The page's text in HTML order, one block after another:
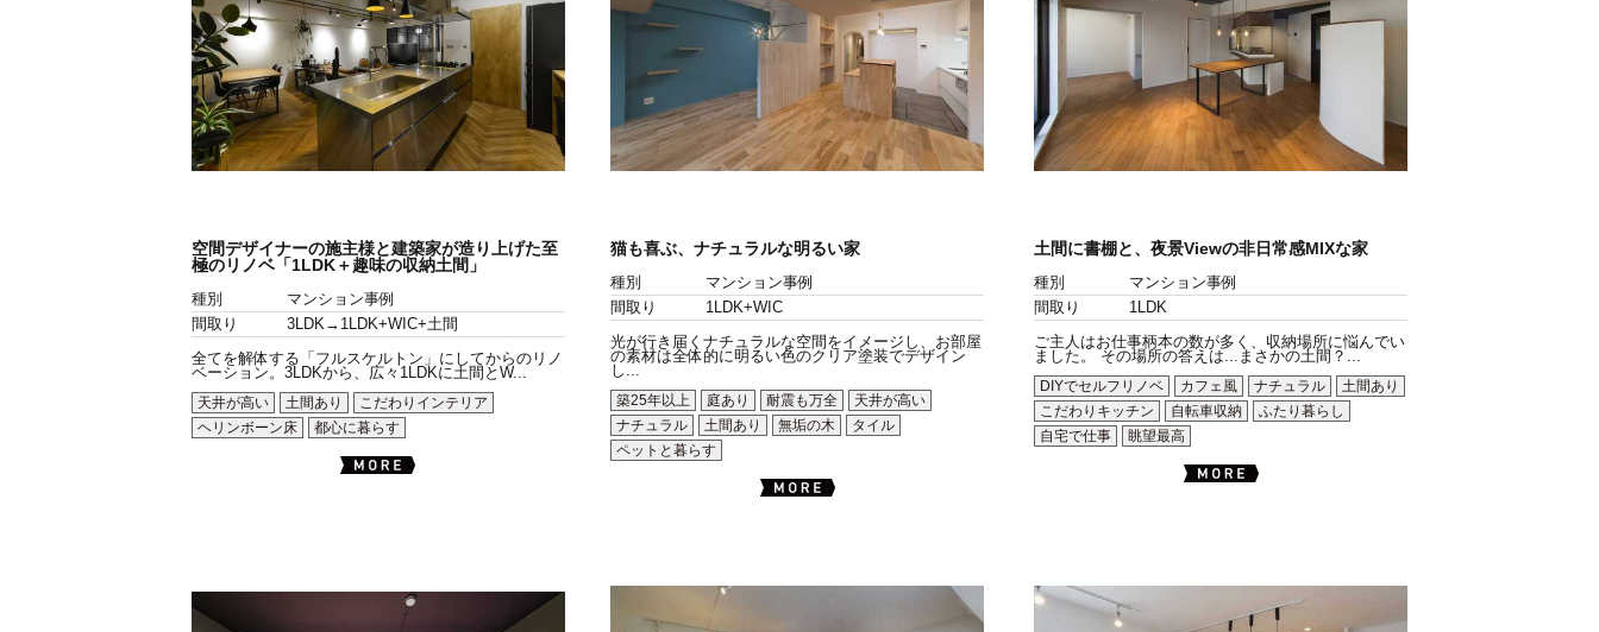
空間デザイナーの施主様と建築家が造り上げた至
極のリノベ「1LDK＋趣味の収納土間」
種別
マンション事例
間取り
3LDK→1LDK+WIC+土間
全てを解体する「フルスケルトン」にしてからのリノ
ベーション。3LDKから、広々1LDKに土間とW...
天井が高い
土間あり
こだわりインテリア
ヘリンボーン床
都心に暮らす
猫も喜ぶ、ナチュラルな明るい家
種別
マンション事例
間取り
1LDK+WIC
光が行き届くナチュラルな空間をイメージし、お部屋
の素材は全体的に明るい色のクリア塗装でデザイン
し...
築25年以上
庭あり 耐震も万全
天井が高い
ナチュラル
土間あり 無垢の木
タイル
ペットと暮らす
土間に書棚と、夜景Viewの非日常感MIXな家
種別
マンション事例
間取り
1LDK
ご主人はお仕事柄本の数が多く、収納場所に悩んでい
ました。 その場所の答えは...まさかの土間？...
DIYでセルフリノベ
カフェ風 ナチュラル
土間あり
こだわりキッチン
自転車収納
ふたり暮らし
自宅で仕事
眺望最高